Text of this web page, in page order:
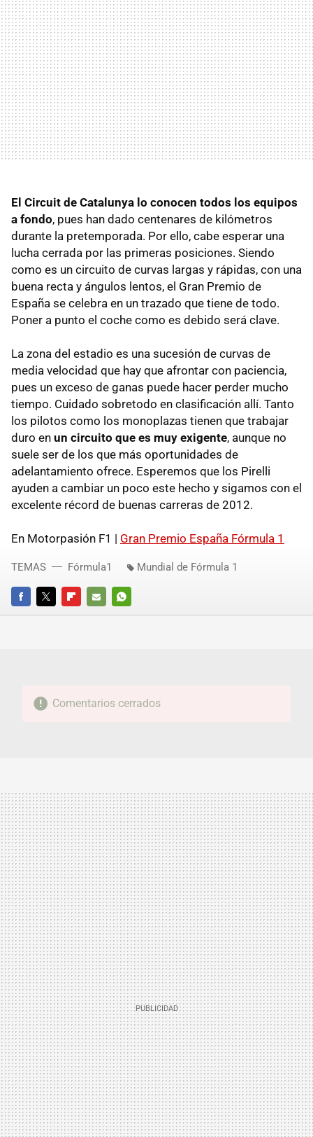
El Circuit de Catalunya lo conocen todos los equipos
a fondo, pues han dado centenares de kilómetros
durante la pretemporada. Por ello, cabe esperar una
lucha cerrada por las primeras posiciones. Siendo
como es un circuito de curvas largas y rápidas, con una
buena recta y ángulos lentos, el Gran Premio de
España se celebra en un trazado que tiene de todo.
Poner a punto el coche como es debido será clave.
La zona del estadio es una sucesión de curvas de
media velocidad que hay que afrontar con paciencia,
pues un exceso de ganas puede hacer perder mucho
tiempo. Cuidado sobretodo en clasificación allí. Tanto
los pilotos como los monoplazas tienen que trabajar
duro en un circuito que es muy exigente, aunque no
suele ser de los que más oportunidades de
adelantamiento ofrece. Esperemos que los Pirelli
ayuden a cambiar un poco este hecho y sigamos con el
excelente récord de buenas carreras de 2012.
En Motorpasión F1 | Gran Premio España Fórmula 1
FACEBOOKTWITTERFLIPBOARD
E-
WHATSAPP
TEMAS Fórmula1 Mundial de Fórmula 1
Comentarios cerrados